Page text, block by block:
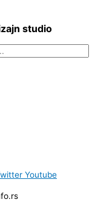
studio
Youtube